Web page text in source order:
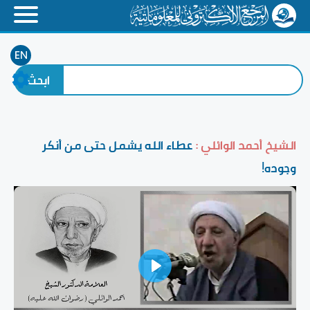
EN
الشيخ أحمد الوائلي :عطاء الله يشمل حتى من أنكر
وجوده!
Play